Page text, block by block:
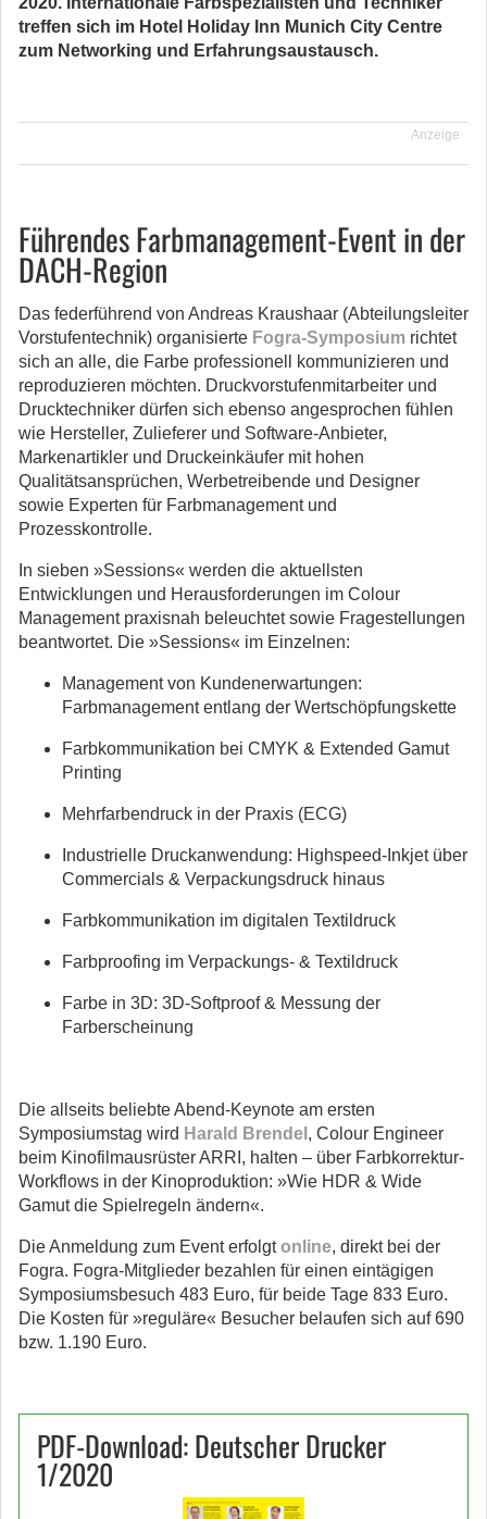
treffen sich im Hotel Holiday Inn Munich City Centre
zum Networking und Erfahrungsaustausch.
Anzeige
Führendes Farbmanagement-Event in der
DACH-Region
Das federführend von Andreas Kraushaar (Abteilungsleiter
Vorstufentechnik) organisierte Fogra-Symposium richtet
sich an alle, die Farbe professionell kommunizieren und
reproduzieren möchten. Druckvorstufenmitarbeiter und
Drucktechniker dürfen sich ebenso angesprochen fühlen
wie Hersteller, Zulieferer und Software-Anbieter,
Markenartikler und Druckeinkäufer mit hohen
Qualitätsansprüchen, Werbetreibende und Designer
sowie Experten für Farbmanagement und
Prozesskontrolle.
In sieben »Sessions« werden die aktuellsten
Entwicklungen und Herausforderungen im Colour
Management praxisnah beleuchtet sowie Fragestellungen
beantwortet. Die »Sessions« im Einzelnen:
Management von Kundenerwartungen:
Farbmanagement entlang der Wertschöpfungskette
Farbkommunikation bei CMYK & Extended Gamut
Printing
Mehrfarbendruck in der Praxis (ECG)
Industrielle Druckanwendung: Highspeed-Inkjet über
Commercials & Verpackungsdruck hinaus
Farbkommunikation im digitalen Textildruck
Farbproofing im Verpackungs- & Textildruck
Farbe in 3D: 3D-Softproof & Messung der
Farberscheinung
Die allseits beliebte Abend-Keynote am ersten
Symposiumstag wird Harald Brendel , Colour Engineer
beim Kinofilmausrüster ARRI, halten – über Farbkorrektur‐
Workflows in der Kinoproduktion: »Wie HDR & Wide
Gamut die Spielregeln ändern«.
Die Anmeldung zum Event erfolgtonline, direkt bei der
Fogra. Fogra-Mitglieder bezahlen für einen eintägigen
Symposiumsbesuch 483 Euro, für beide Tage 833 Euro.
Die Kosten für »reguläre« Besucher belaufen sich auf 690
bzw. 1.190 Euro.
PDF-Download: Deutscher Drucker
1/2020